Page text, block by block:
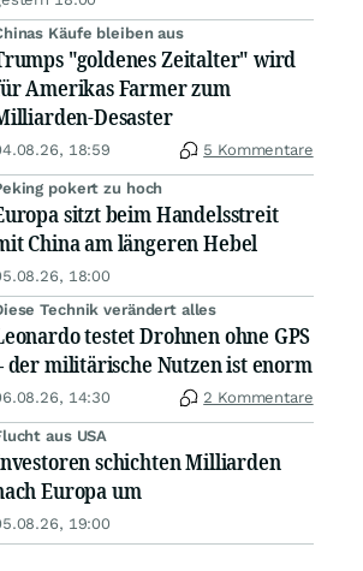
Käufe bleiben aus
"goldenes Zeitalter" wird
Amerikas Farmer zum
Desaster
18:59 5 Kommentare
pokert zu hoch
sitzt beim Handelsstreit
China am längeren Hebel
18:00
Technik verändert alles
testet Drohnen ohne GPS
der militärische Nutzen ist enorm
14:30 2 Kommentare
aus USA
schichten Milliarden
Europa um
19:00